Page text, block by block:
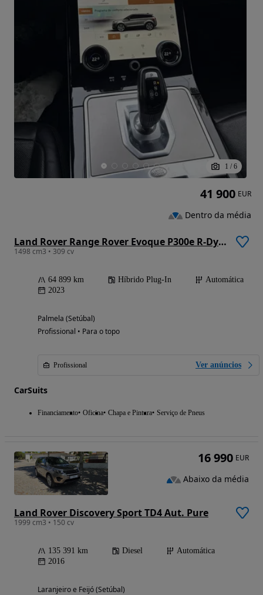
1 / 6
Land Rover Range Rover Evoque P300e R-Dynamic SE
1498 cm3 • 309 cv
64 899 km Híbrido Plug-In
Automática
2023
Palmela (Setúbal)
Profissional • Para o topo
Profissional Ver anúncios
CarSuits
Financiamento Oficina Chapa e Pintura Serviço de Pneus
41 900 EUR
Dentro da média
Land Rover Discovery Sport TD4 Aut. Pure
1999 cm3 • 150 cv
135 391 km Diesel
Automática
2016
Laranjeiro e Feijó (Setúbal)
16 990 EUR
Abaixo da média